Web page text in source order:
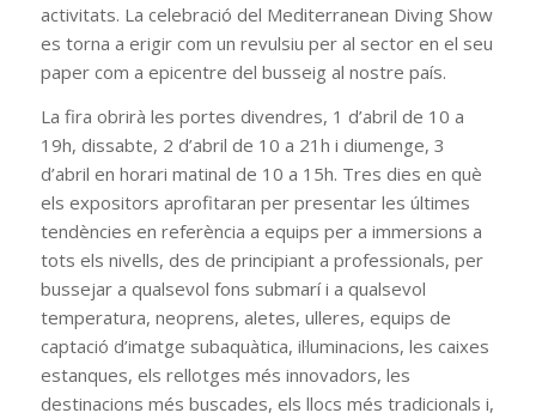
activitats. La celebració del Mediterranean Diving Show
es torna a erigir com un revulsiu per al sector en el seu
paper com a epicentre del busseig al nostre país.
La fira obrirà les portes divendres, 1 d’abril de 10 a
19h, dissabte, 2 d’abril de 10 a 21h i diumenge, 3
d’abril en horari matinal de 10 a 15h. Tres dies en què
els expositors aprofitaran per presentar les últimes
tendències en referència a equips per a immersions a
tots els nivells, des de principiant a professionals, per
bussejar a qualsevol fons submarí i a qualsevol
temperatura, neoprens, aletes, ulleres, equips de
captació d’imatge subaquàtica, il·luminacions, les caixes
estanques, els rellotges més innovadors, les
destinacions més buscades, els llocs més tradicionals i,